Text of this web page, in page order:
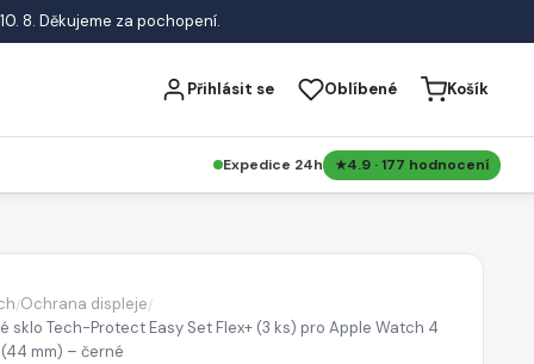
8. Děkujeme za pochopení.
Přihlásit se Oblíbené Košík
Expedice 24h 4.9 · 177 hodnocení
/Ochrana displeje/
sklo Tech-Protect Easy Set Flex+ (3 ks) pro Apple Watch 4
(44 mm) – černé